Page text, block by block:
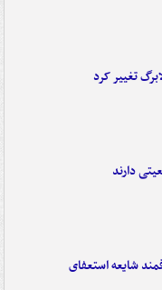
تغییر کرد
دارند
شایعه استعفای